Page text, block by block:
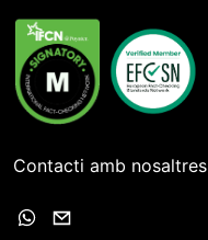
Contacti amb nosaltres